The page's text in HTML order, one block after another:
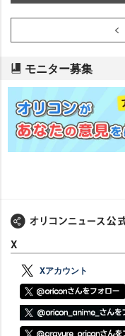
モニター募集
X
Xアカウント